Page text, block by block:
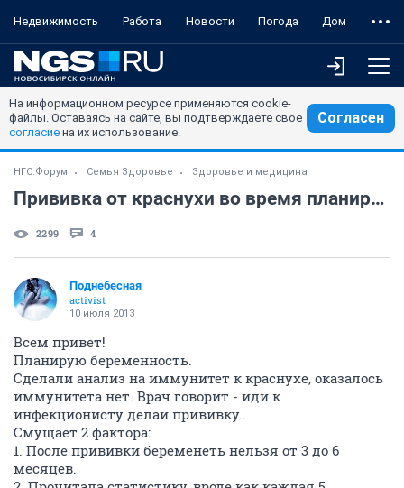
Недвижимость Работа Новости Погода Дом
На информационном ресурсе применяются cookie-
файлы. Оставаясь на сайте, вы подтверждаете свое
согласие на их использование.
Согласен
НГС.Форум Семья Здоровье Здоровье и медицина
Прививка от краснухи во время планирования беременности (стоит делать?
2299 4
Поднебесная
activist
10 июля 2013
Всем привет!
Планирую беременность.
Сделали анализ на иммунитет к краснухе, оказалось
иммунитета нет. Врач говорит - иди к
инфекционисту делай прививку..
Смущает 2 фактора:
1. После прививки беременеть нельзя от 3 до 6
месяцев.